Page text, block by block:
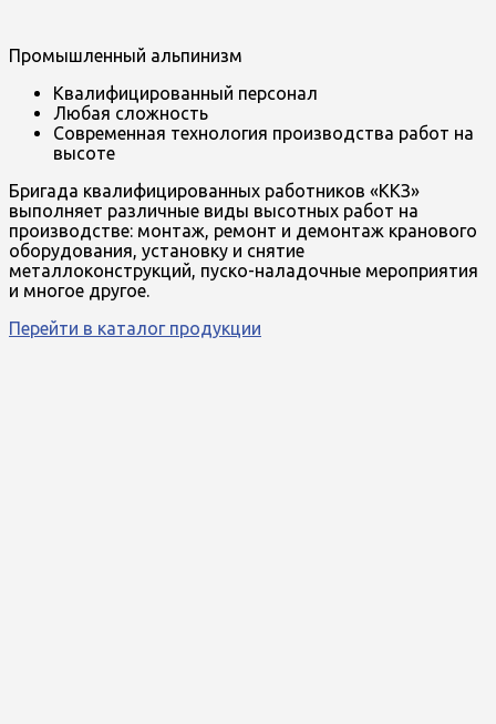
Промышленный альпинизм
Квалифицированный персонал
Любая сложность
Современная технология производства работ на
высоте
Бригада квалифицированных работников «ККЗ»
выполняет различные виды высотных работ на
производстве: монтаж, ремонт и демонтаж кранового
оборудования, установку и снятие
металлоконструкций, пуско-наладочные мероприятия
и многое другое.
Перейти в каталог продукции